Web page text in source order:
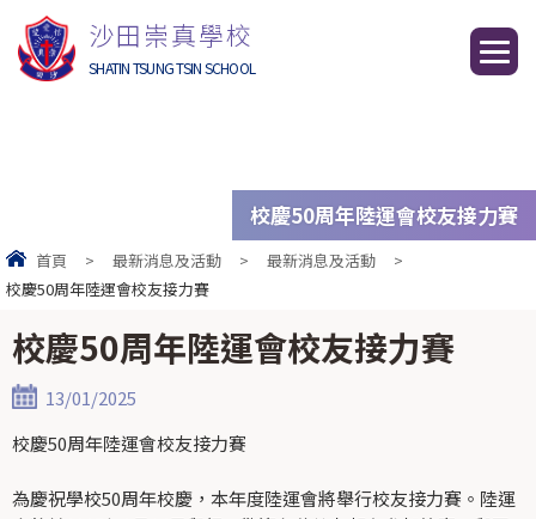
沙田崇真學校
SHATIN TSUNG TSIN SCHOOL
校慶50周年陸運會校友接力賽
首頁 > 最新消息及活動 > 最新消息及活動
>
校慶50周年陸運會校友接力賽
校慶50周年陸運會校友接力賽
13/01/2025
校慶50周年陸運會校友接力賽
為慶祝學校50周年校慶，本年度陸運會將舉行校友接力賽。陸運